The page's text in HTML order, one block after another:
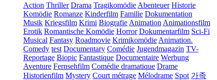
Action Thriller Drama Tragikomödie Abenteuer Historie
Komödie Romanze Kinderfilm Familie Dokumentation
Musik Kriegsfilm Krimi Biografie Animation Animationsfilm
Erotik Romantische Komödie Horror Dokumentarfilm Sci-Fi
Musical Fantasy Roadmovie Krimikomödie Animation.
Comedy test Documentary Comédie Jugendmagazin TV-
Reportage Biopic Fantastique Documentaire Werbung
Aventure Fernsehfilm Comédie dramatique Drame
Historienfilm Mystery Court métrage Mélodrame Spot 가족